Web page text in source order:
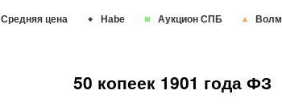
Средняя цена Habe Аукцион СПБ
50 копеек 1901 года ФЗ